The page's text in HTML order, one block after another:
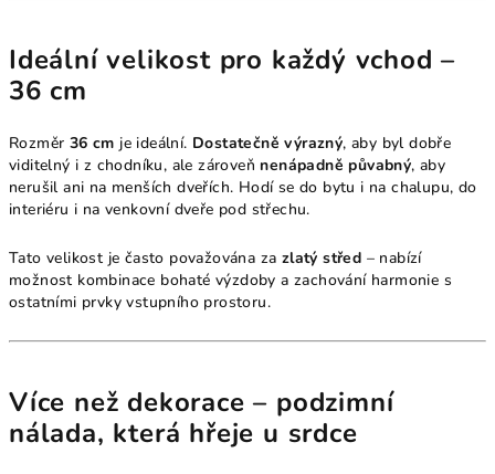
Ideální velikost pro každý vchod –
36 cm
Rozměr 36 cm je ideální. Dostatečně výrazný, aby byl dobře
viditelný i z chodníku, ale zároveň nenápadně půvabný, aby
nerušil ani na menších dveřích. Hodí se do bytu i na chalupu, do
interiéru i na venkovní dveře pod střechu.
Tato velikost je často považována za zlatý střed – nabízí
možnost kombinace bohaté výzdoby a zachování harmonie s
ostatními prvky vstupního prostoru.
Více než dekorace – podzimní
nálada, která hřeje u srdce